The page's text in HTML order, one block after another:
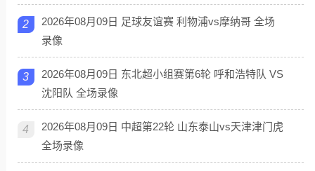
2
2026年08月09日 足球友谊赛 利物浦vs摩纳哥 全场
录像
3
2026年08月09日 东北超小组赛第6轮 呼和浩特队 VS
沈阳队 全场录像
4
2026年08月09日 中超第22轮 山东泰山vs天津津门虎
全场录像